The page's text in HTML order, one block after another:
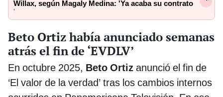
Willax, según Magaly Medina: 'Ya acaba su contrato
'
Beto Ortiz había anunciado semanas
atrás el fin de ‘EVDLV’
En octubre 2025, Beto Ortiz anunció el fin de
‘El valor de la verdad’ tras los cambios internos